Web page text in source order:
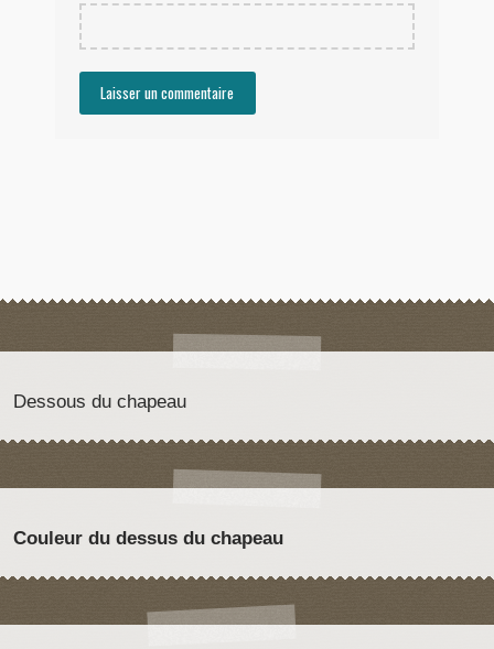
Dessous du chapeau
Couleur du dessus du chapeau